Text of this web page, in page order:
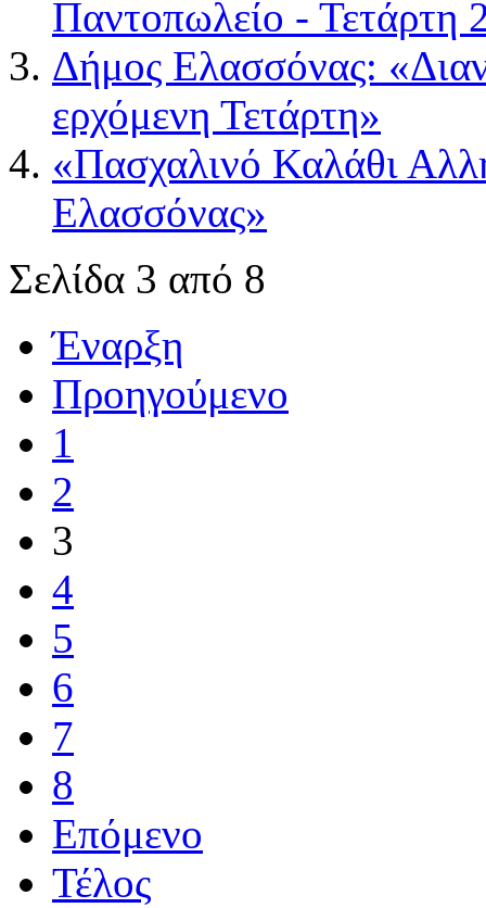
Παντοπωλείο - Τετάρτη
Δήμος Ελασσόνας:
ερχόμενη Τετάρτη»
«Πασχαλινό Καλάθι
Ελασσόνας»
Σελίδα 3 από 8
Έναρξη
Προηγούμενο
1
2
3
4
5
6
7
8
Επόμενο
Τέλος